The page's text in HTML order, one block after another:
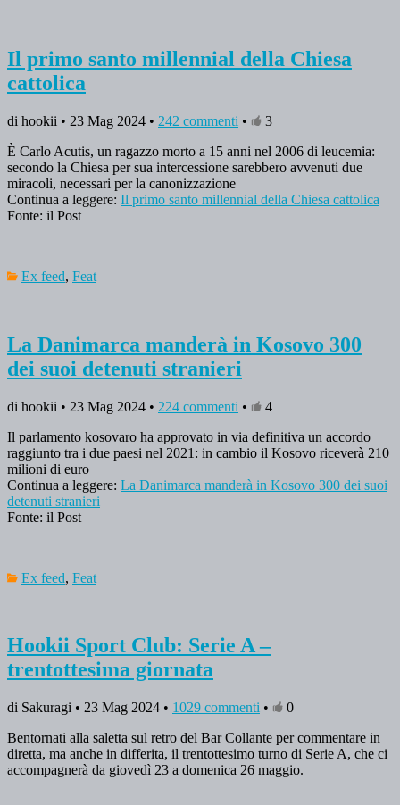
Il primo santo millennial della Chiesa
cattolica
di hookii • 23 Mag 2024 • 242 commenti •
3
È Carlo Acutis, un ragazzo morto a 15 anni nel 2006 di leucemia:
secondo la Chiesa per sua intercessione sarebbero avvenuti due
miracoli, necessari per la canonizzazione
Continua a leggere: Il primo santo millennial della Chiesa cattolica
Fonte: il Post
Ex feed, Feat
La Danimarca manderà in Kosovo 300
dei suoi detenuti stranieri
di hookii • 23 Mag 2024 • 224 commenti •
4
Il parlamento kosovaro ha approvato in via definitiva un accordo
raggiunto tra i due paesi nel 2021: in cambio il Kosovo riceverà 210
milioni di euro
Continua a leggere: La Danimarca manderà in Kosovo 300 dei suoi
detenuti stranieri
Fonte: il Post
Ex feed, Feat
Hookii Sport Club: Serie A –
trentottesima giornata
di Sakuragi • 23 Mag 2024 • 1029 commenti •
0
Bentornati alla saletta sul retro del Bar Collante per commentare in
diretta, ma anche in differita, il trentottesimo turno di Serie A, che ci
accompagnerà da giovedì 23 a domenica 26 maggio.